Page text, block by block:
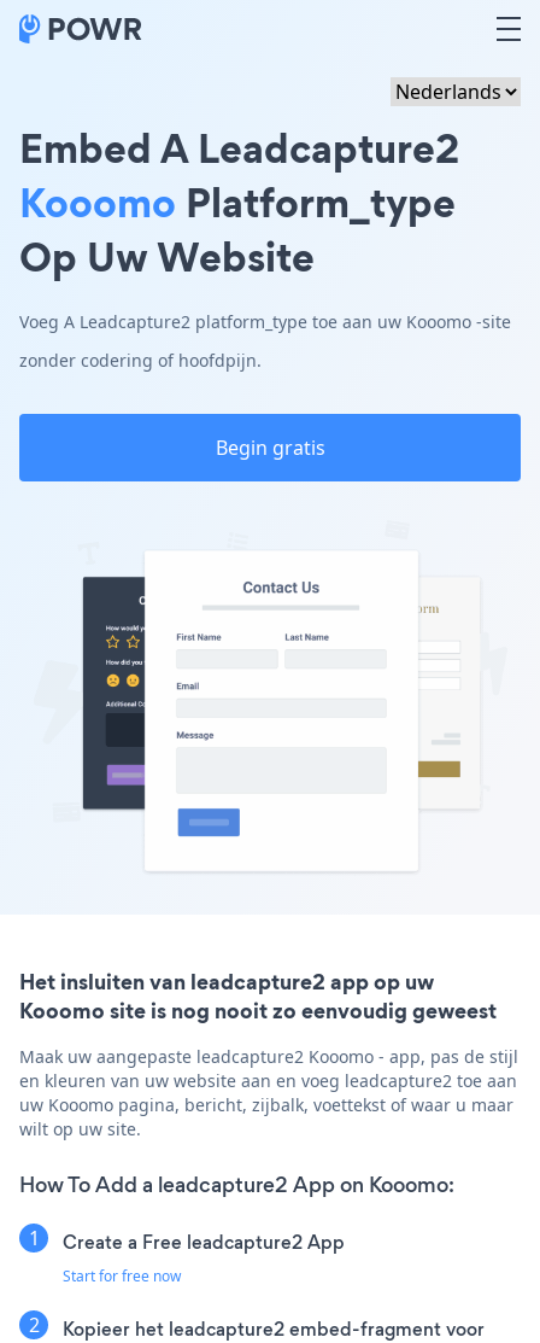
Embed A Leadcapture2
Kooomo Platform_type
Op Uw Website
Voeg A Leadcapture2 platform_type toe aan uw Kooomo -site
zonder codering of hoofdpijn.
Begin gratis
Het insluiten van leadcapture2 app op uw
Kooomo site is nog nooit zo eenvoudig geweest
Maak uw aangepaste leadcapture2 Kooomo - app, pas de stijl
en kleuren van uw website aan en voeg leadcapture2 toe aan
uw Kooomo pagina, bericht, zijbalk, voettekst of waar u maar
wilt op uw site.
How To Add a leadcapture2 App on Kooomo:
Create a Free leadcapture2 App
Start for free now
Kopieer het leadcapture2 embed-fragment voor